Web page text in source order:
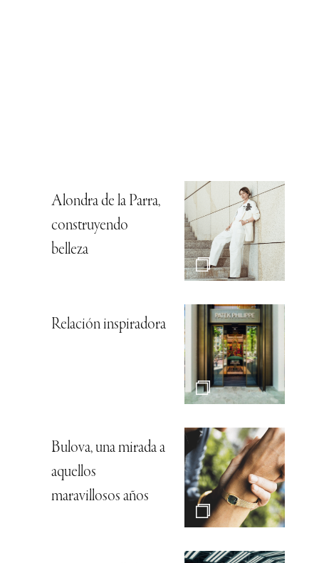
Alondra de la Parra,
construyendo
belleza
Relación inspiradora
Bulova, una mirada a
aquellos
maravillosos años